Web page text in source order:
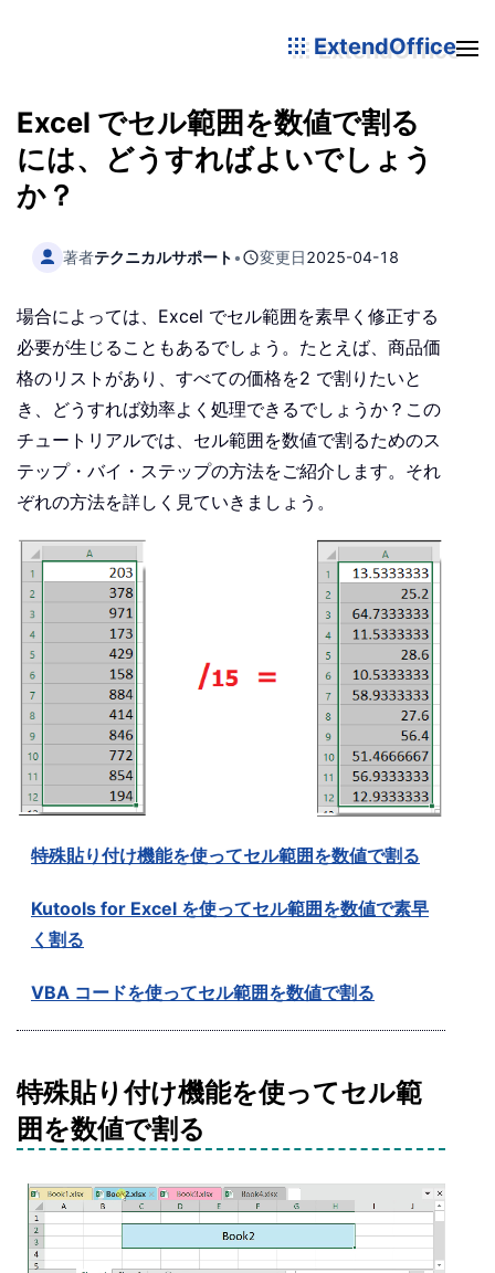
ExtendOffice
Excel でセル範囲を数値で割る
には、どうすればよいでしょう
か？
著者テクニカルサポート• 変更日2025-04-18
場合によっては、Excel でセル範囲を素早く修正する
必要が生じることもあるでしょう。たとえば、商品価
格のリストがあり、すべての価格を2 で割りたいと
き、どうすれば効率よく処理できるでしょうか？この
チュートリアルでは、セル範囲を数値で割るためのス
テップ・バイ・ステップの方法をご紹介します。それ
ぞれの方法を詳しく見ていきましょう。
特殊貼り付け機能を使ってセル範囲を数値で割る
Kutools for Excel を使ってセル範囲を数値で素早
く割る
VBA コードを使ってセル範囲を数値で割る
特殊貼り付け機能を使ってセル範
囲を数値で割る